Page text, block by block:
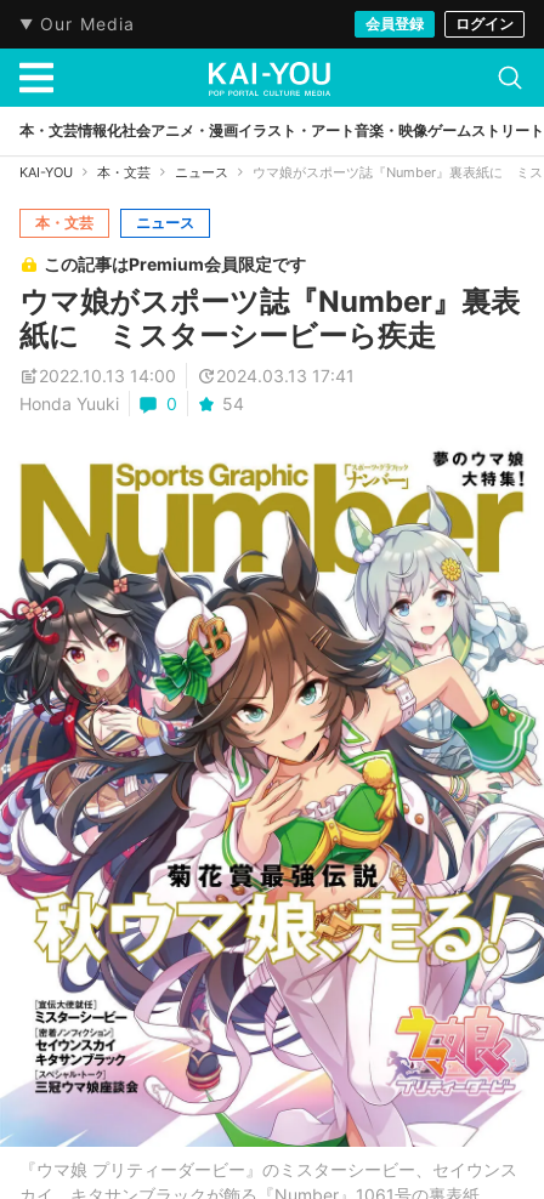
Our Media 会員登録 ログイン
本・文芸情報化社会アニメ・漫画イラスト・アート音楽・映像ゲームストリート
KAI-YOU 本・文芸 ニュース ウマ娘がスポーツ誌『Number』裏表紙に ミ
本・文芸 ニュース
この記事はPremium会員限定です
ウマ娘がスポーツ誌『Number』裏表
紙に ミスターシービーら疾走
2022.10.13 14:00
2024.03.13 17:41
Honda Yuuki
0 54
『ウマ娘 プリティーダービー』のミスターシービー、セイウンス